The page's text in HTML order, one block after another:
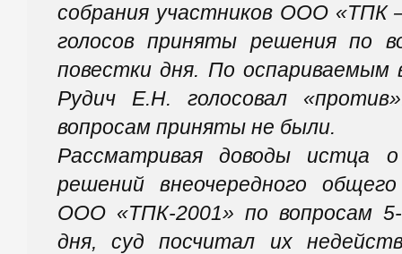
собрания участников ООО «ТПК
голосов приняты решения по
повестки дня. По оспариваемым
Рудич Е.Н. голосовал
вопросам приняты не были.
Рассматривая доводы истца
решений внеочередного
ООО «ТПК-2001» по вопросам
дня, суд посчитал их